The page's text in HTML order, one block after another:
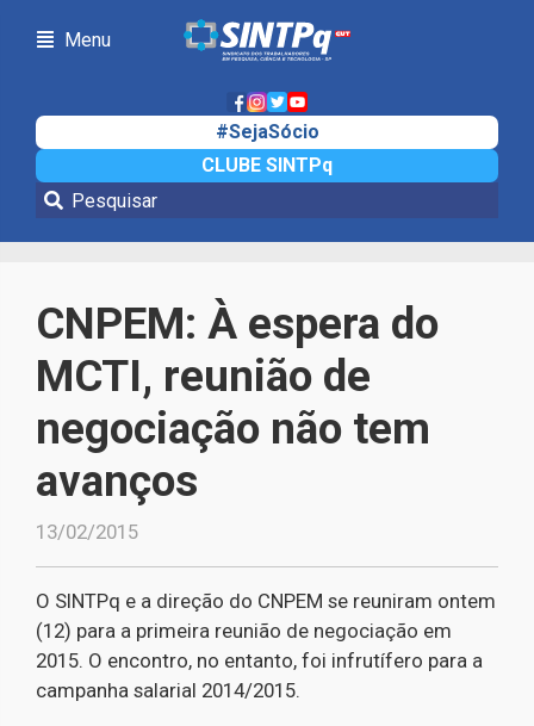
Menu
#SejaSócio
CLUBE SINTPq
Notícias
CNPEM: À espera do
MCTI, reunião de
negociação não tem
avanços
13/02/2015
O SINTPq e a direção do CNPEM se reuniram ontem
(12) para a primeira reunião de negociação em
2015. O encontro, no entanto, foi infrutífero para a
campanha salarial 2014/2015.